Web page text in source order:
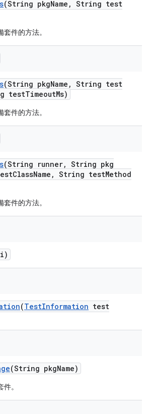
(String pkgName , String test
件的方法。
(String pkgName , String test
testTimeoutMs)
件的方法。
(String runner, String pkg
ClassName , String testMethod
件的方法。
(TestInformation test
(String pkgName)
。